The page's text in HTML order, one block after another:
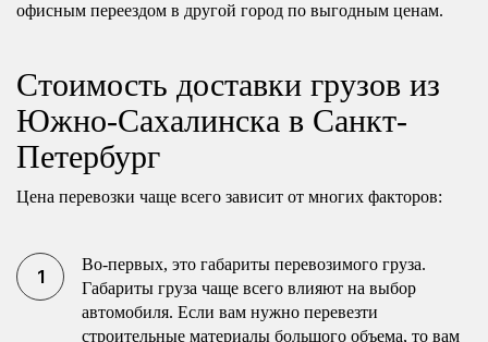
офисным переездом в другой город по выгодным ценам.
Стоимость доставки грузов из
Южно-Сахалинска в Санкт-
Петербург
Цена перевозки чаще всего зависит от многих факторов:
Во-первых, это габариты перевозимого груза.
Габариты груза чаще всего влияют на выбор
автомобиля. Если вам нужно перевезти
строительные материалы большого объема, то вам